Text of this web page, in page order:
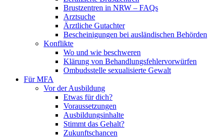
Brustzentren in NRW – FAQs
Arztsuche
Ärztliche Gutachter
Bescheinigungen bei ausländischen Behörden
Konflikte
Wo und wie beschweren
Klärung von Behandlungsfehlervorwürfen
Ombudsstelle sexualisierte Gewalt
Für MFA
Vor der Ausbildung
Etwas für dich?
Voraussetzungen
Ausbildungsinhalte
Stimmt das Gehalt?
Zukunftschancen